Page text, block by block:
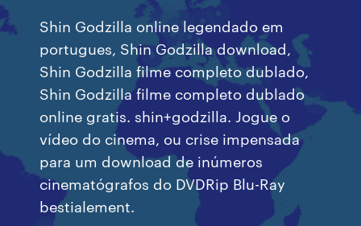
Shin Godzilla online legendado em
portugues, Shin Godzilla download,
Shin Godzilla filme completo dublado,
Shin Godzilla filme completo dublado
online gratis. shin+godzilla. Jogue o
vídeo do cinema, ou crise impensada
para um download de inúmeros
cinematógrafos do DVDRip Blu-Ray
bestialement.